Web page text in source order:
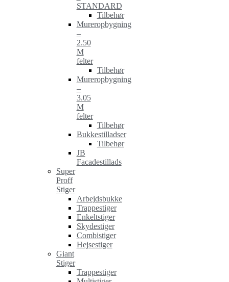
STANDARD
Tilbehør
Mureropbygning
–
2.50
M
felter
Tilbehør
Mureropbygning
–
3.05
M
felter
Tilbehør
Bukkestilladser
Tilbehør
JB
Facadestillads
Super
Proff
Stiger
Arbejdsbukke
Trappestiger
Enkeltstiger
Skydestiger
Combistiger
Hejsestiger
Giant
Stiger
Trappestiger